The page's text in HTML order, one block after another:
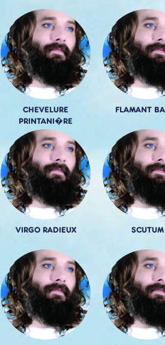
CHEVELURE
PRINTANI�RE
FLAMANT
VIRGO RADIEUX SCUTUM